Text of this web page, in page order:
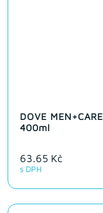
DOVE
400ml
63.65 Kč
s DPH